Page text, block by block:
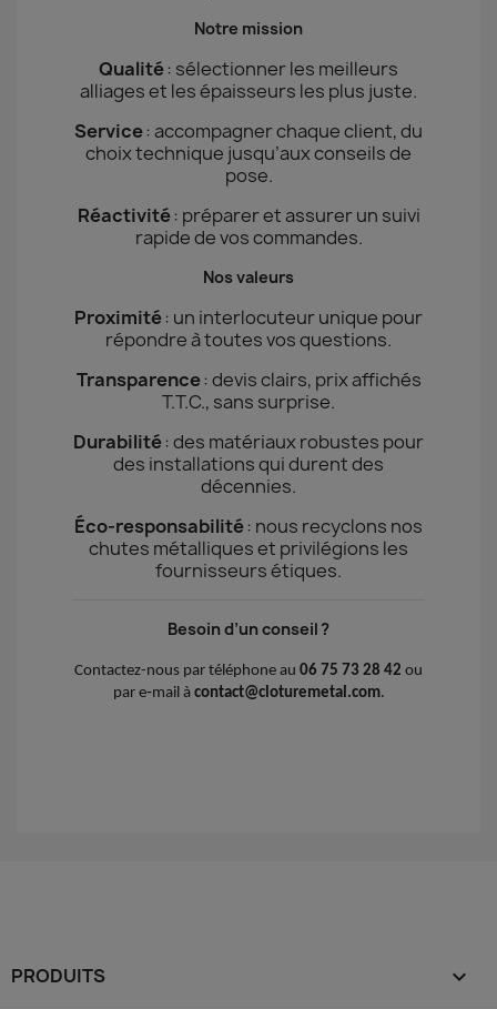
Notre mission
Qualité: sélectionner les meilleurs
alliages et les épaisseurs les plus juste.
Service: accompagner chaque client, du
choix technique jusqu’aux conseils de
pose.
Réactivité: préparer et assurer un suivi
rapide de vos commandes.
Nos valeurs
Proximité: un interlocuteur unique pour
répondre à toutes vos questions.
Transparence: devis clairs, prix affichés
T.T.C., sans surprise.
Durabilité: des matériaux robustes pour
des installations qui durent des
décennies.
Éco‑responsabilité: nous recyclons nos
chutes métalliques et privilégions les
fournisseurs étiques.
Besoin d’un conseil ?
Contactez-nous par téléphone au 06 75 73 28 42 ou
par e‑mail à contact@cloturemetal.com.
PRODUITS 